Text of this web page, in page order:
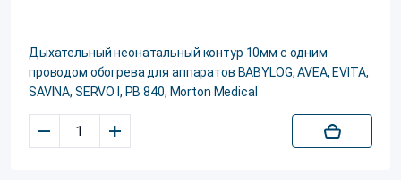
Дыхательный неонатальный контур 10мм с одним
проводом обогрева для аппаратов BABYLOG, AVEA, EVITA,
SAVINA, SERVO I, PB 840, Morton Medical
– +